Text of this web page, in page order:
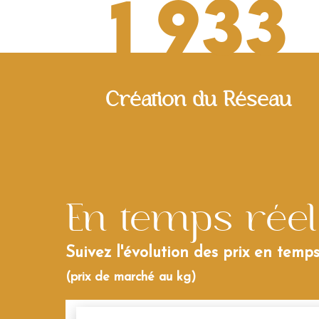
1 933
Création du Réseau
En temps réel
Suivez l'évolution des prix en
(prix de marché au kg)